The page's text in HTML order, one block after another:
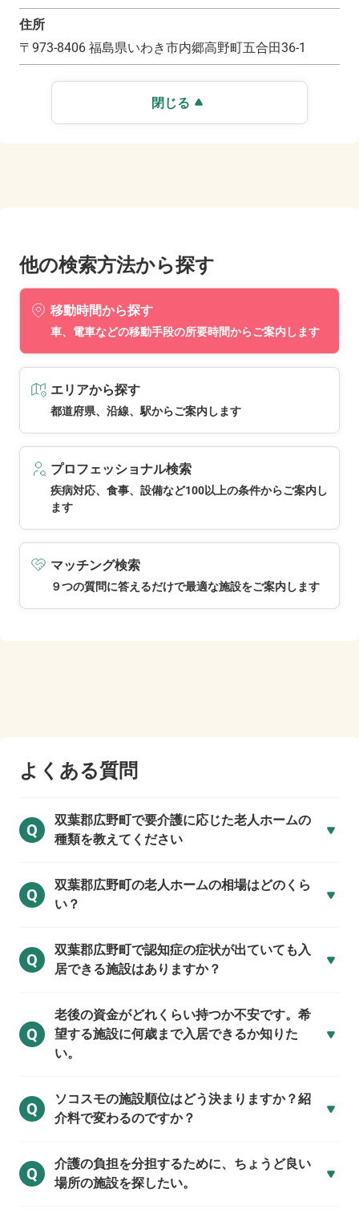
住所
〒 973-8406 福島県いわき市内郷高野町五合田36-1
閉じる
他の検索方法から探す
移動時間から探す
車、電車などの移動手段の所要時間からご案内します
エリアから探す
都道府県、沿線、駅からご案内します
プロフェッショナル検索
疾病対応、食事、設備など100以上の条件からご案内し
ます
マッチング検索
９つの質問に答えるだけで最適な施設をご案内します
よくある質問
Q
双葉郡広野町で要介護に応じた老人ホームの
種類を教えてください
Q
双葉郡広野町の老人ホームの相場はどのくら
い？
Q
双葉郡広野町で認知症の症状が出ていても入
居できる施設はありますか？
Q
老後の資金がどれくらい持つか不安です。希
望する施設に何歳まで入居できるか知りた
い。
Q
ソコスモの施設順位はどう決まりますか？紹
介料で変わるのですか？
Q
介護の負担を分担するために、ちょうど良い
場所の施設を探したい。